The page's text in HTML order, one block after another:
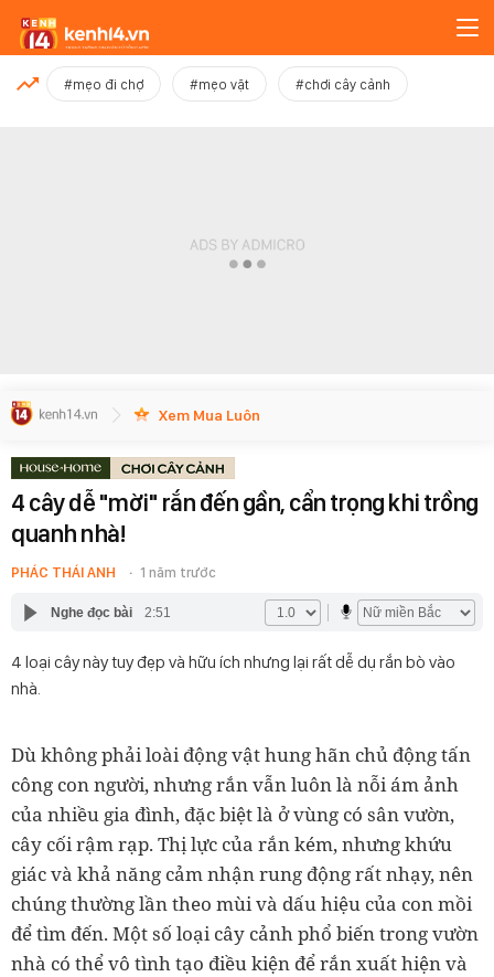
MỚI NHẤT
#mẹo đi chợ #mẹo vặt #chơi cây cảnh
Xem Mua Luôn
4 cây dễ "mời" rắn đến gần, cẩn trọng khi trồng
quanh nhà!
PHÁC THÁI ANH 1 năm trước
Nghe đọc bài 2:51
4 loại cây này tuy đẹp và hữu ích nhưng lại rất dễ dụ rắn bò vào
nhà.
Dù không phải loài động vật hung hãn chủ động tấn
công con người, nhưng rắn vẫn luôn là nỗi ám ảnh
của nhiều gia đình, đặc biệt là ở vùng có sân vườn,
cây cối rậm rạp. Thị lực của rắn kém, nhưng khứu
giác và khả năng cảm nhận rung động rất nhạy, nên
chúng thường lần theo mùi và dấu hiệu của con mồi
để tìm đến. Một số loại cây cảnh phổ biến trong vườn
nhà có thể vô tình tạo điều kiện để rắn xuất hiện và